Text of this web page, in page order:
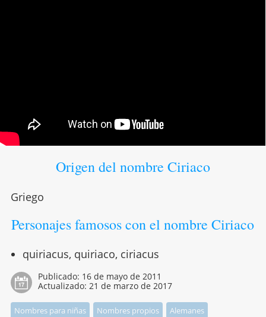
Origen del nombre Ciriaco
Griego
Personajes famosos con el nombre Ciriaco
quiriacus, quiriaco, ciriacus
Publicado: 16 de mayo de 2011
Actualizado: 21 de marzo de 2017
Nombres para niñas Nombres propios
Alemanes